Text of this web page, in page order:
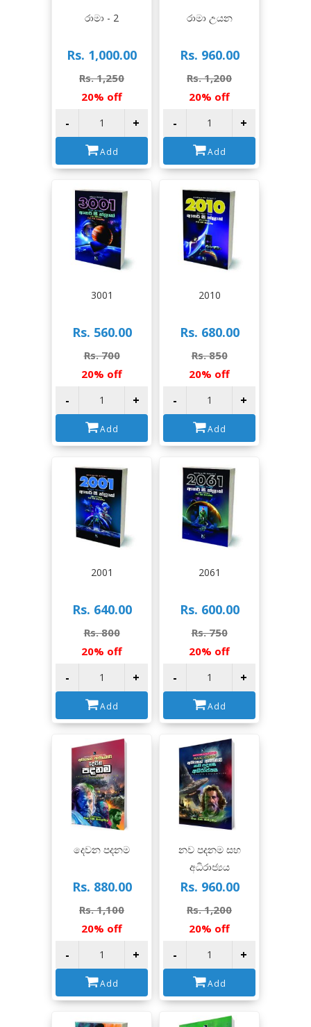
රාමා - 2
Rs. 1,000.00
Rs. 1,250
20% off
- +
Add
රාමා උයන
Rs. 960.00
Rs. 1,200
20% off
- +
Add
3001
Rs. 560.00
Rs. 700
20% off
- +
Add
2010
Rs. 680.00
Rs. 850
20% off
- +
Add
2001
Rs. 640.00
Rs. 800
20% off
- +
Add
2061
Rs. 600.00
Rs. 750
20% off
- +
Add
දෙවන පදනම
Rs. 880.00
Rs. 1,100
20% off
- +
Add
නව පදනම සහ
අධිරාජ්‍යය
Rs. 960.00
Rs. 1,200
20% off
- +
Add